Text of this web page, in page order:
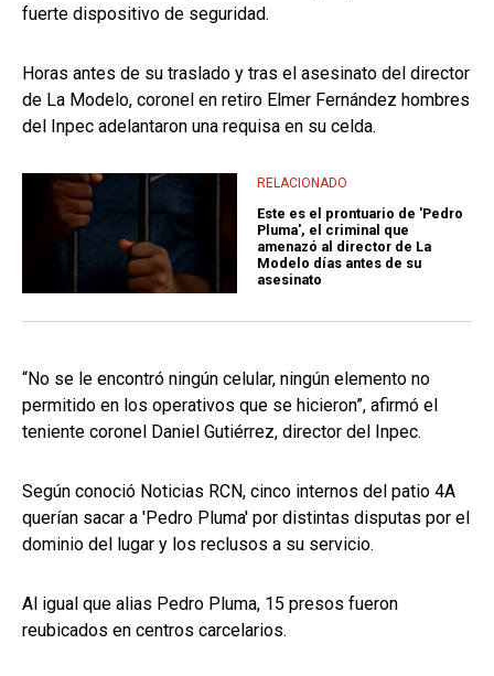
fuerte dispositivo de seguridad.
Horas antes de su traslado y tras el asesinato del director
de La Modelo, coronel en retiro Elmer Fernández hombres
del Inpec adelantaron una requisa en su celda.
RELACIONADO
Este es el prontuario de 'Pedro
Pluma', el criminal que
amenazó al director de La
Modelo días antes de su
asesinato
“No se le encontró ningún celular, ningún elemento no
permitido en los operativos que se hicieron”, afirmó el
teniente coronel Daniel Gutiérrez, director del Inpec.
Según conoció Noticias RCN, cinco internos del patio 4A
querían sacar a 'Pedro Pluma' por distintas disputas por el
dominio del lugar y los reclusos a su servicio.
Al igual que alias Pedro Pluma, 15 presos fueron
reubicados en centros carcelarios.